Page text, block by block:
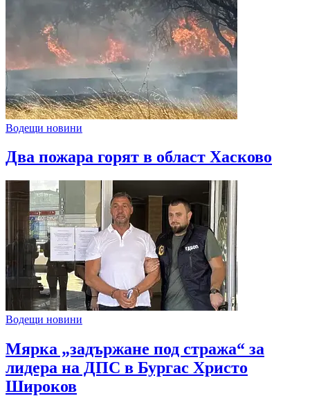
Водещи новини
Два пожара горят в област Хасково
Водещи новини
Мярка „задържане под стража“ за
лидера на ДПС в Бургас Христо
Широков